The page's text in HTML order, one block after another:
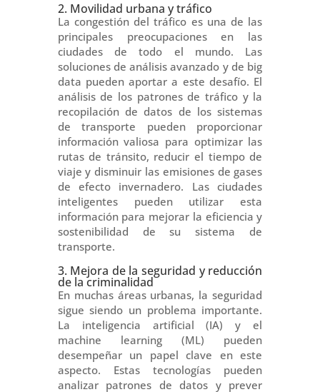
2. Movilidad urbana y tráfico
La congestión del tráfico es una de las
principales preocupaciones en las
ciudades de todo el mundo. Las
soluciones de análisis avanzado y de big
data pueden aportar a este desafío. El
análisis de los patrones de tráfico y la
recopilación de datos de los sistemas
de transporte pueden proporcionar
información valiosa para optimizar las
rutas de tránsito, reducir el tiempo de
viaje y disminuir las emisiones de gases
de efecto invernadero. Las ciudades
inteligentes pueden utilizar esta
información para mejorar la eficiencia y
sostenibilidad de su sistema de
transporte.
3. Mejora de la seguridad y reducción
de la criminalidad
En muchas áreas urbanas, la seguridad
sigue siendo un problema importante.
La inteligencia artificial (IA) y el
machine learning (ML) pueden
desempeñar un papel clave en este
aspecto. Estas tecnologías pueden
analizar patrones de datos y prever